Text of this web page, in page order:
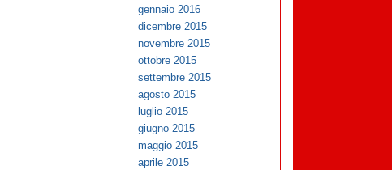
gennaio 2016
dicembre 2015
novembre 2015
ottobre 2015
settembre 2015
agosto 2015
luglio 2015
giugno 2015
maggio 2015
aprile 2015